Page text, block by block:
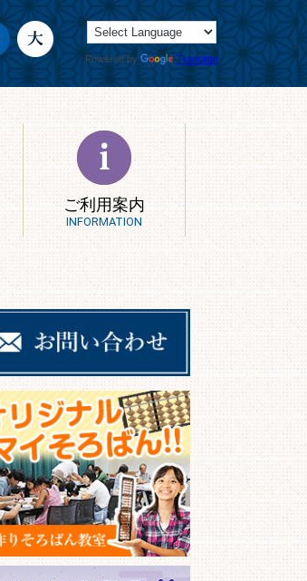
Powered by Translate
ご利用案内
INFORMATION